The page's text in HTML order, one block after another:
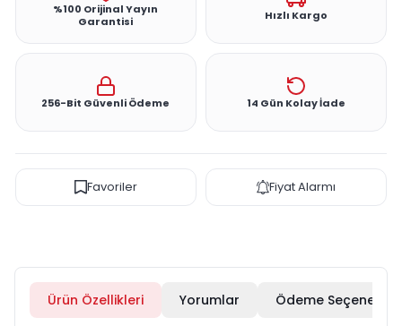
%100 Orijinal Yayın
Garantisi
Hızlı Kargo
256-Bit Güvenli Ödeme 14 Gün Kolay İade
Favoriler Fiyat Alarmı
Ürün Özellikleri Yorumlar Ödeme Seçenekleri